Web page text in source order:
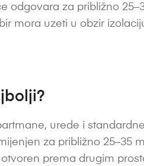
odgovara za približno
mora uzeti u obzir
urede i
za približno 25–35
prema drugim